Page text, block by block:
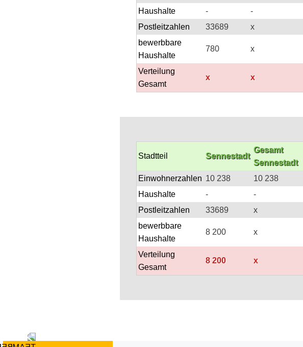
Haushalte
-
-
Postleitzahlen
33689
x
bewerbbare
Haushalte
780 x
Verteilung
Gesamt
x x
Stadtteil Sennestadt
Gesamt
Sennestadt
Einwohnerzahlen 10 238
10 238
Haushalte
-
-
Postleitzahlen
33689
x
bewerbbare
Haushalte
8 200 x
Verteilung
Gesamt
8 200 x